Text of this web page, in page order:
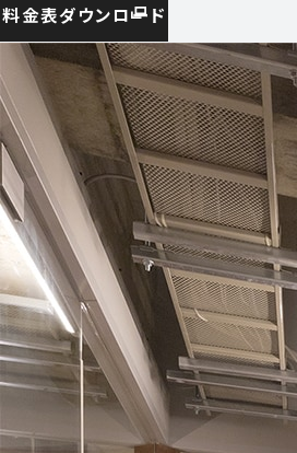
料金表ダウンロード